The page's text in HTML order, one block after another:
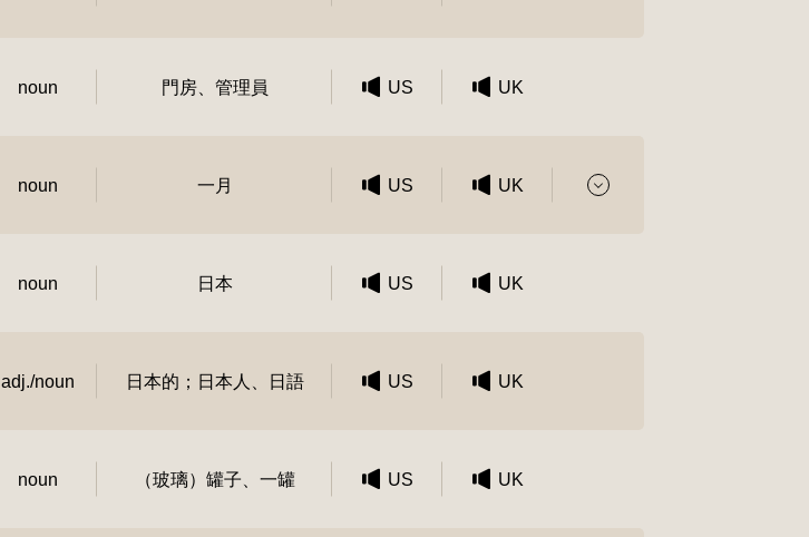
noun 門房、管理員 US UK
noun 一月 US UK
noun 日本 US UK
adj./noun 日本的；日本人、日語 US UK
noun （玻璃）罐子、一罐 US UK